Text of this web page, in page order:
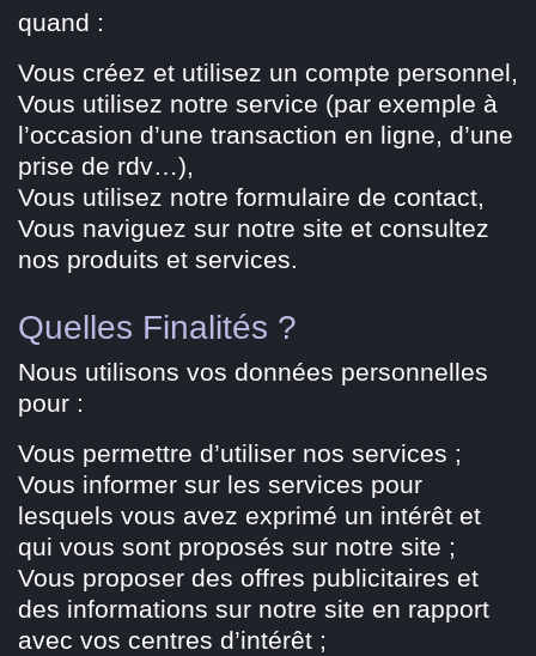
quand :
Vous créez et utilisez un compte personnel,
Vous utilisez notre service (par exemple à
l’occasion d’une transaction en ligne, d’une
prise de rdv…),
Vous utilisez notre formulaire de contact,
Vous naviguez sur notre site et consultez
nos produits et services.
Quelles Finalités ?
Nous utilisons vos données personnelles
pour :
Vous permettre d’utiliser nos services ;
Vous informer sur les services pour
lesquels vous avez exprimé un intérêt et
qui vous sont proposés sur notre site ;
Vous proposer des offres publicitaires et
des informations sur notre site en rapport
avec vos centres d’intérêt ;